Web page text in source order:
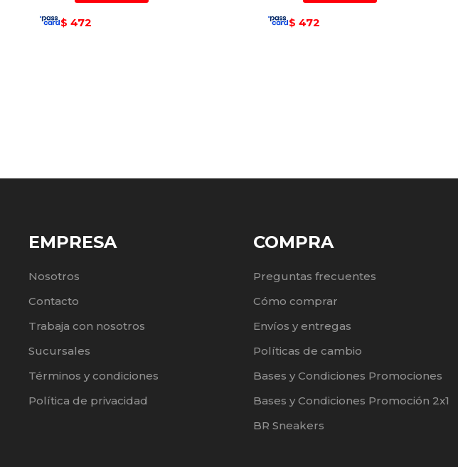
$ 472 $ 472
EMPRESA
Nosotros
Contacto
Trabaja con nosotros
Sucursales
Términos y condiciones
Política de privacidad
COMPRA
Preguntas frecuentes
Cómo comprar
Envíos y entregas
Políticas de cambio
Bases y Condiciones Promociones
Bases y Condiciones Promoción 2x1
BR Sneakers